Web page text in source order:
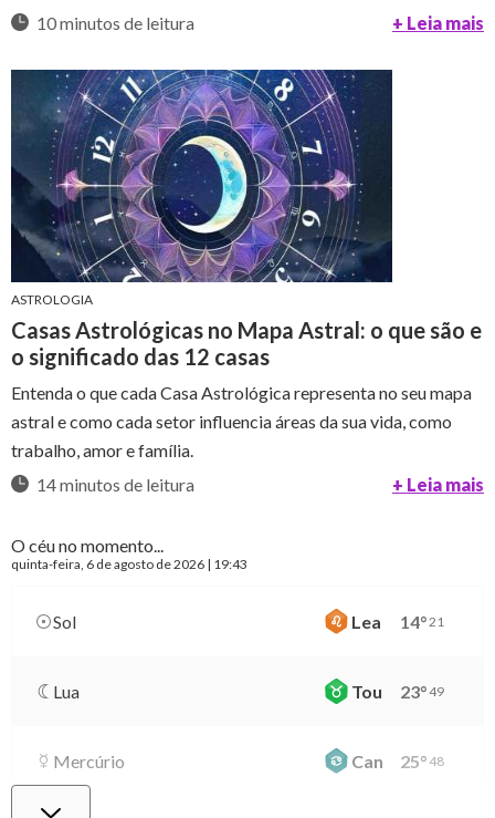
10 minutos de leitura
+ Leia mais
ASTROLOGIA
Casas Astrológicas no Mapa Astral: o que são e
o significado das 12 casas
Entenda o que cada Casa Astrológica representa no seu mapa
astral e como cada setor influencia áreas da sua vida, como
trabalho, amor e família.
14 minutos de leitura
+ Leia mais
O céu no momento...
quinta-feira , 6 de agosto de 2026 | 19:43
Sol Lea 14°21
Lua Tou 23°49
Mercúrio Can 25° 48